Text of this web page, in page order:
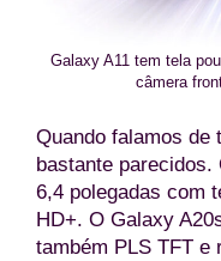
Galaxy A11 tem tela
câmera
Quando falamos de
bastante parecidos.
6,4 polegadas com
HD+. O Galaxy
também PLS TFT e